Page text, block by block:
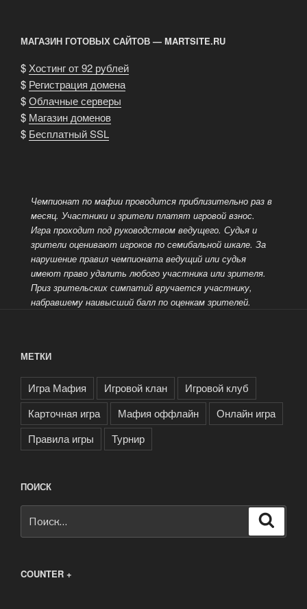
МАГАЗИН ГОТОВЫХ САЙТОВ — MARTSITE.RU
$ Хостинг от 92 рублей
$ Регистрация домена
$Облачные серверы
$ Магазин доменов
$ Бесплатный SSL
Чемпионат по мафии проводится приблизительно раз в
месяц. Участники и зрители платят игровой взнос.
Игра проходит под руководством ведущего. Судья и
зрители оценивают игроков по семибальной шкале. За
нарушение правил чемпионата ведущий или судья
имеют право удалить любого участника или зрителя.
Приз зрительских симпатий вручается участнику,
набравшему наивысший балл по оценкам зрителей.
МЕТКИ
Игра Мафия Игровой клан
Игровой клуб
Карточная игра
Мафия оффлайн
Онлайн игра
Правила игры
Турнир
ПОИСК
COUNTER +